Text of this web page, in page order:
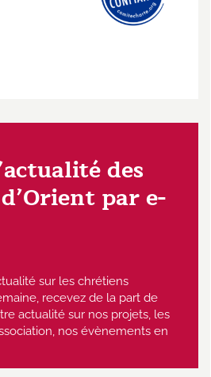
des
par e-
sur les chrétiens
recevez de la part de
actualité sur nos projets, les
nos évènements en